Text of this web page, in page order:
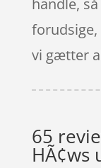
vi gætter
65
HÃ¢ws